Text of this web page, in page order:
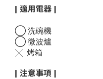
| 適用電器 |
◯ 洗碗機
◯ 微波爐
╳ 烤箱
| 注意事項 |